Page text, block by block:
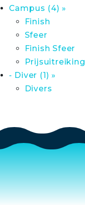
Campus (4) »
Finish
Sfeer
Finish Sfeer
Prijsuitreiking
- Diver (1) »
Divers